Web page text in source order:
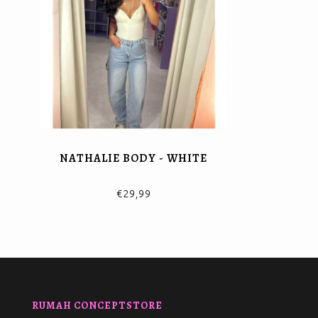
NATHALIE BODY - WHITE
€29,99
RUMAH CONCEPTSTORE